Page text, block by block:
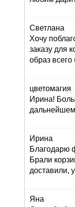
Светлана
Хочу
заказу для
образ всего
цветомагия
Ирина!
Ирина
Благодарю
Брали
доставили,
Яна